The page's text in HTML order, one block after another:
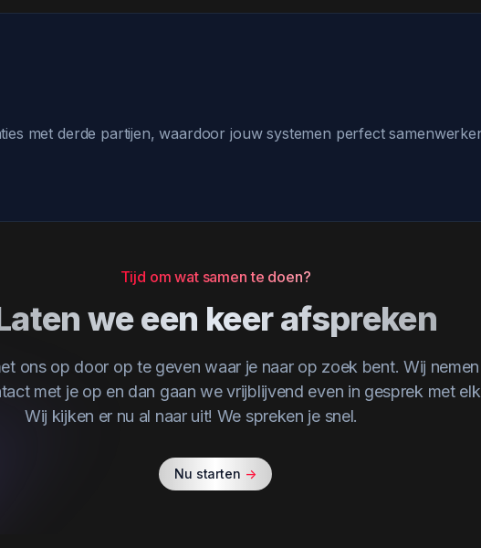
met derde partijen, waardoor jouw systemen perfect
Tijd om wat samen te doen?
we een keer afspreken
ons op door op te geven waar je naar op zoek bent. Wij
met je op en dan gaan we vrijblijvend even in gesprek met
Wij kijken er nu al naar uit! We spreken je snel.
Nu starten ->